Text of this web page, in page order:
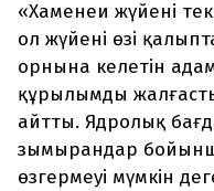
«Хаменеи жүйені
ол жүйені өзі
орнына келетін
құрылымды
айтты. Ядролық
зымырандар
өзгермеуі мүмкін